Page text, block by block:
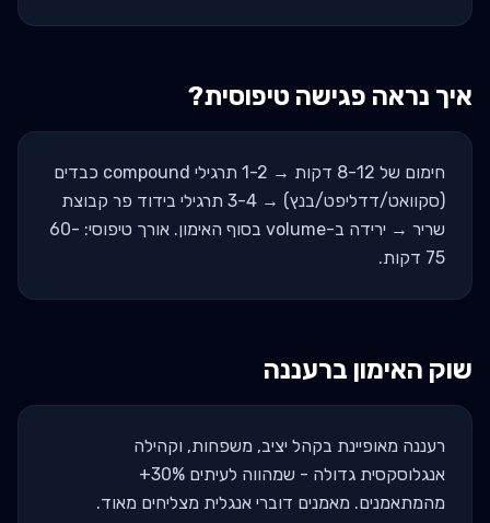
איך נראה פגישה טיפוסית?
חימום של 8-12 דקות → 1-2 תרגילי compound כבדים
(סקוואט/דדליפט/בנץ) → 3-4 תרגילי בידוד פר קבוצת
שריר → ירידה ב-volume בסוף האימון. אורך טיפוסי: 60-
75 דקות.
שוק האימון ברעננה
רעננה מאופיינת בקהל יציב, משפחות, וקהילה
אנגלוסקסית גדולה - שמהווה לעיתים 30%+
מהמתאמנים. מאמנים דוברי אנגלית מצליחים מאוד.